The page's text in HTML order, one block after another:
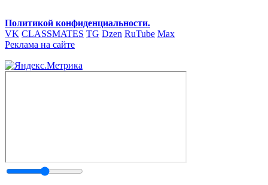
Политикой конфиденциальности.
VK CLASSMATES TG Dzen RuTube Max
Реклама на сайте